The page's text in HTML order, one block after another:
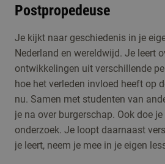
Postpropedeuse
Je kijkt naar geschiedenis in je
Nederland en wereldwijd. Je leert
ontwikkelingen uit verschillende
hoe het verleden invloed heeft op
nu. Samen met studenten van
je na over burgerschap. Ook doe
onderzoek. Je loopt daarnaast
je leert, neem je mee in je eigen